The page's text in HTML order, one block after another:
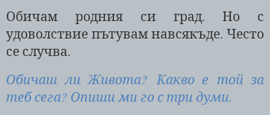
Обичам родния си град. Но с
удоволствие пътувам навсякъде. Често
се случва.
Обичаш ли Живота? Какво е той за
теб сега? Опиши ми го с три думи.